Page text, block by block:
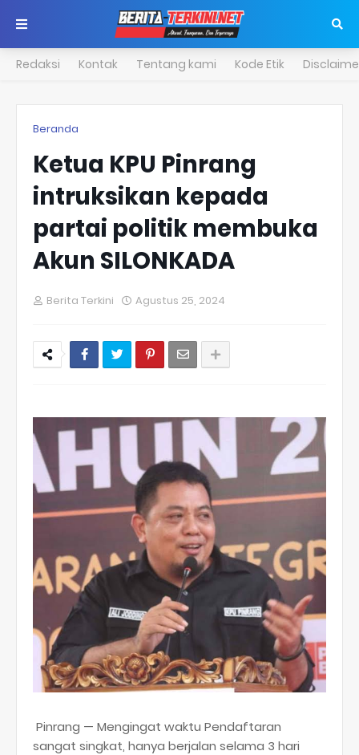
Redaksi Kontak Tentang kami Kode Etik
Beranda
Ketua KPU Pinrang
intruksikan kepada
partai politik membuka
Akun SILONKADA
Berita Terkini Agustus 25, 2024
Pinrang — Mengingat waktu Pendaftaran
sangat singkat, hanya berjalan selama 3 hari